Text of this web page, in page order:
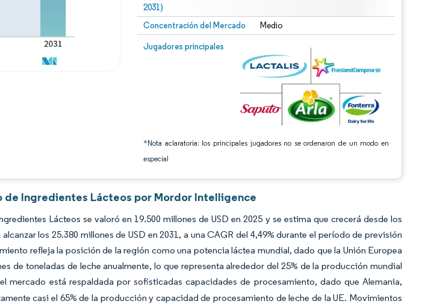
2031)
Concentración del Mercado Medio
Jugadores principales
*Nota aclaratoria: los principales jugadores no se ordenaron de un modo en
especial
Imagen © Mordor Intelligence. El uso requiere atribución según CC BY 4.0.
de Ingredientes Lácteos por Mordor Intelligence
Lácteos se valoró en 19.500 millones de USD en 2025 y se estima que crecerá desde los
los 25.380 millones de USD en 2031, a una CAGR del 4,49% durante el período de previsión
refleja la posición de la región como una potencia láctea mundial, dado que la Unión Europea
de toneladas de leche anualmente, lo que representa alrededor del 25% de la producción mundial
mercado está respaldada por sofisticadas capacidades de procesamiento, dado que Alemania,
casi el 65% de la producción y capacidad de procesamiento de leche de la UE. Movimientos